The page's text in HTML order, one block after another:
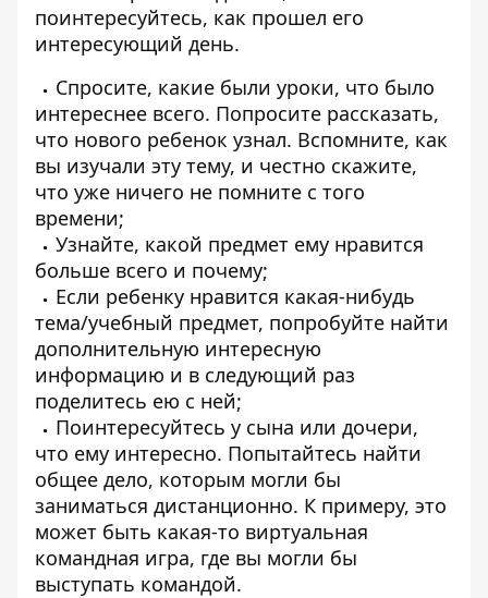
поинтересуйтесь, как прошел его
интересующий день.
Спросите, какие были уроки, что было
интереснее всего. Попросите рассказать,
что нового ребенок узнал. Вспомните, как
вы изучали эту тему, и честно скажите,
что уже ничего не помните с того
времени;
Узнайте, какой предмет ему нравится
больше всего и почему;
Если ребенку нравится какая-нибудь
тема/учебный предмет, попробуйте найти
дополнительную интересную
информацию и в следующий раз
поделитесь ею с ней;
Поинтересуйтесь у сына или дочери,
что ему интересно. Попытайтесь найти
общее дело, которым могли бы
заниматься дистанционно. К примеру, это
может быть какая-то виртуальная
командная игра, где вы могли бы
выступать командой.